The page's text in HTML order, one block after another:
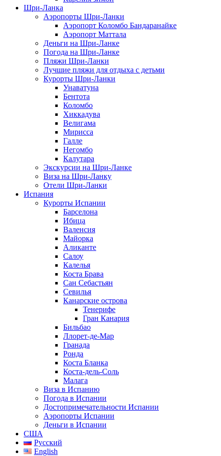
Шри-Ланка
Аэропорты Шри-Ланки
Аэропорт Коломбо Бандаранайке
Аэропорт Маттала
Деньги на Шри-Ланке
Погода на Шри-Ланке
Пляжи Шри-Ланки
Лучшие пляжи для отдыха с детьми
Курорты Шри-Ланки
Унаватуна
Бентота
Коломбо
Хиккадува
Велигама
Мирисса
Галле
Негомбо
Калутара
Экскурсии на Шри-Ланке
Виза на Шри-Ланку
Отели Шри-Ланки
Испания
Курорты Испании
Барселона
Ибица
Валенсия
Майорка
Аликанте
Салоу
Калелья
Коста Брава
Сан Себастьян
Севилья
Канарские острова
Тенерифе
Гран Канария
Бильбао
Ллорет-де-Мар
Гранада
Ронда
Коста Бланка
Коста-дель-Соль
Малага
Виза в Испанию
Погода в Испании
Достопримечательности Испании
Аэропорты Испании
Деньги в Испании
США
Русский
English